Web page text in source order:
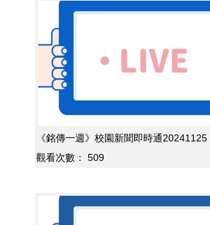
《銘傳一週》校園新聞即時通20241125
觀看次數：
509